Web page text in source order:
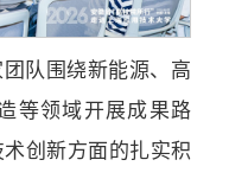
队围绕新能源、高
等领域开展成果路
创新方面的扎实积